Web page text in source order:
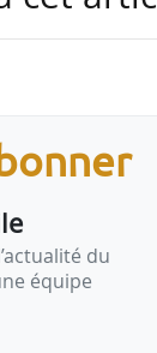
maille
pour
du
équipe